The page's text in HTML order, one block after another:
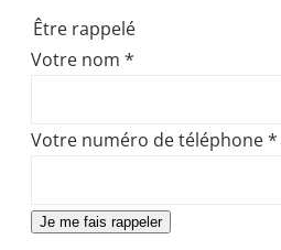
Être rappelé
Votre nom *
Votre numéro de téléphone*
Je me fais rappeler